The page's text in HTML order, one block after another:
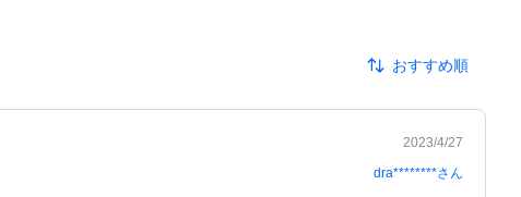
おすすめ順
2023/4/27
dra********さん